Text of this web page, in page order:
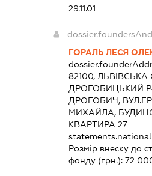
29.11.01
ГОРАЛЬ ЛЕСЯ
82100, ЛЬВІВСЬКА
ДРОГОБИЦЬКИЙ
ДРОГОБИЧ,
МИХАЙЛА,
КВАРТИРА 27
Розмір внеску до
фонду (грн.): 72